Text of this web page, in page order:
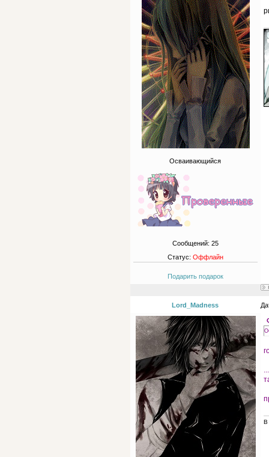
Осваивающийся
Сообщений: 25
Статус: Оффлайн
Подарить подарок
Lord_Madness
В